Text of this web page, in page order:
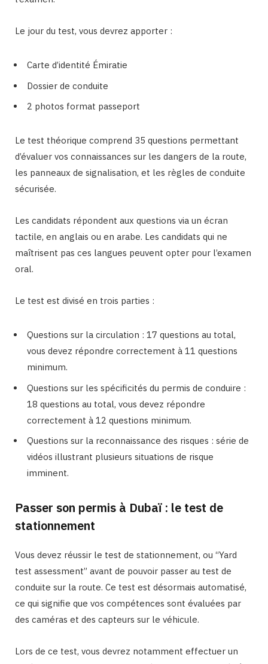
Le jour du test, vous devrez apporter :
Carte d’identité Émiratie
Dossier de conduite
2 photos format passeport
Le test théorique comprend 35 questions permettant
d’évaluer vos connaissances sur les dangers de la route,
les panneaux de signalisation, et les règles de conduite
sécurisée.
Les candidats répondent aux questions via un écran
tactile, en anglais ou en arabe. Les candidats qui ne
maîtrisent pas ces langues peuvent opter pour l’examen
oral.
Le test est divisé en trois parties :
Questions sur la circulation : 17 questions au total,
vous devez répondre correctement à 11 questions
minimum.
Questions sur les spécificités du permis de conduire :
18 questions au total, vous devez répondre
correctement à 12 questions minimum.
Questions sur la reconnaissance des risques : série de
vidéos illustrant plusieurs situations de risque
imminent.
Passer son permis à Dubaï : le test de
stationnement
Vous devez réussir le test de stationnement, ou “Yard
test assessment” avant de pouvoir passer au test de
conduite sur la route. Ce test est désormais automatisé,
ce qui signifie que vos compétences sont évaluées par
des caméras et des capteurs sur le véhicule.
Lors de ce test, vous devrez notamment effectuer un